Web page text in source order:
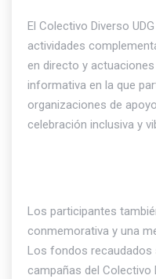
El Colectivo Diverso
actividades
en directo y
informativa en la que
organizaciones de
celebración inclusiva y
Los participantes
conmemorativa y una
Los fondos recaudados
campañas del Colectivo